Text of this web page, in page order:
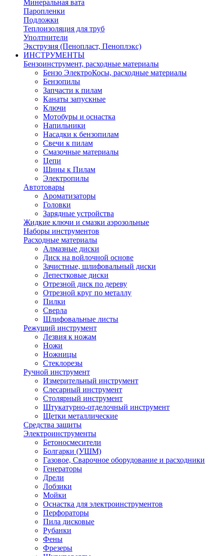
Минеральная вата
Паропленки
Подложки
Теплоизоляция для труб
Уполтнители
Экструзия (Пенопласт, Пеноплэкс)
ИНСТРУМЕНТЫ
Бензоинструмент, расходные материалы
Бензо ЭлектроКосы, расходные материалы
Бензопилы
Запчасти к пилам
Канаты запускные
Ключи
Мотобуры и оснастка
Напильники
Насадки к бензопилам
Свечи к пилам
Смазочные материалы
Цепи
Шины к Пилам
Электропилы
Автотовары
Ароматизаторы
Головки
Зарядные устройства
Жидкие ключи и смазки аэрозольные
Наборы инструментов
Расходные материалы
Алмазные диски
Диск на войлочной основе
Зачистные, шлифовальный диски
Лепестковые диски
Отрезной диск по дереву
Отрезной круг по металлу
Пилки
Сверла
Шлифовальные листы
Режущий инструмент
Лезвия к ножам
Ножи
Ножницы
Стеклорезы
Ручной инструмент
Измерительный инструмент
Слесарный инструмент
Столярный инструмент
Штукатурно-отделочный инструмент
Щетки металлические
Средства защиты
Электроинструменты
Бетоносмесители
Болгарки (УШМ)
Газовое, Сварочное оборудование и расходники
Генераторы
Дрели
Лобзики
Мойки
Оснастка для электроинструментов
Перфораторы
Пила дисковые
Рубанки
Фены
Фрезеры